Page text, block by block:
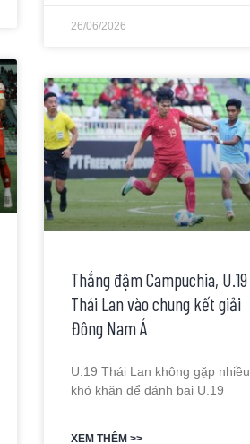
26/06/2026
Thắng đậm Campuchia, U.19
Thái Lan vào chung kết giải
Đông Nam Á
U.19 Thái Lan không gặp nhiều
khó khăn để đánh bại U.19
XEM THÊM >>